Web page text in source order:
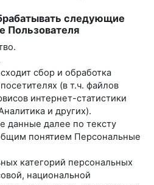
следующие
Пользователя
сбор и обработка
(в т.ч. файлов
интернет-статистики
и других).
данные далее по тексту
понятием Персональные
категорий персональных
национальной